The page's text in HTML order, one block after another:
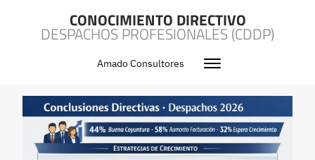
CONOCIMIENTO DIRECTIVO
DESPACHOS PROFESIONALES (CDDP)
Amado Consultores